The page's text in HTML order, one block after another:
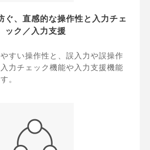
ぐ、直感的な操作性と入力チェ
ック／入力支援
すい操作性と、誤入力や誤操作
力チェック機能や入力支援機能
。